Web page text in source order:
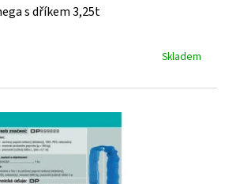
s dříkem 3,25t
Skladem